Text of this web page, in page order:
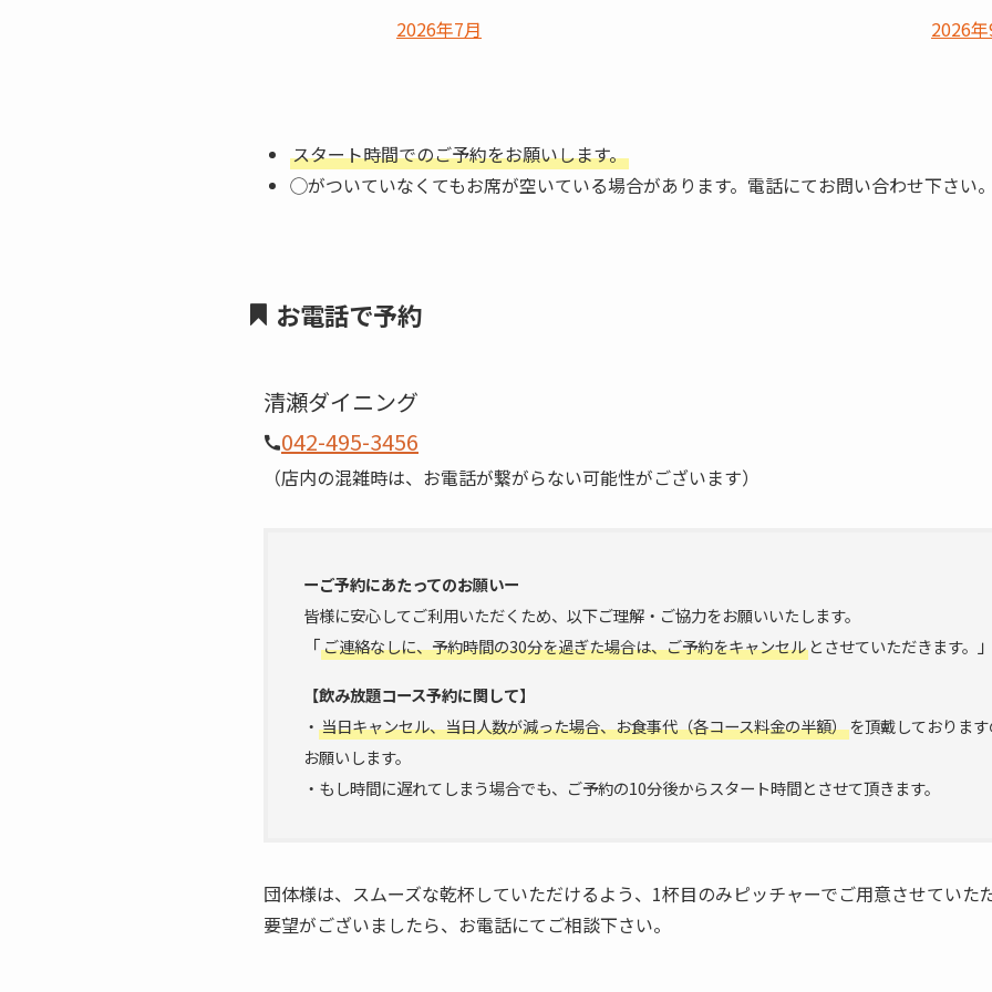
2026年7月 2026
スタート時間でのご予約をお願いします。
◯がついていなくてもお席が空いている場合があります。電話にてお問い合わせ下さい
お電話で予約
清瀬ダイニング
042-495-3456
（店内の混雑時は、お電話が繋がらない可能性がございます）
ーご予約にあたってのお願いー
皆様に安心してご利用いただくため、以下ご理解・ご協力をお願いいたします。
「ご連絡なしに、予約時間の30分を過ぎた場合は、ご予約をキャンセル とさせていただきます。
【飲み放題コース予約に関して】
・ 当日キャンセル、当日人数が減った場合、お食事代（各コース料金の半額）を頂戴しておりま
お願いします。
・もし時間に遅れてしまう場合でも、ご予約の10分後からスタート時間とさせて頂きます。
団体様は、スムーズな乾杯していただけるよう、1杯目のみピッチャーでご用意させていた
要望がございましたら、お電話にてご相談下さい。